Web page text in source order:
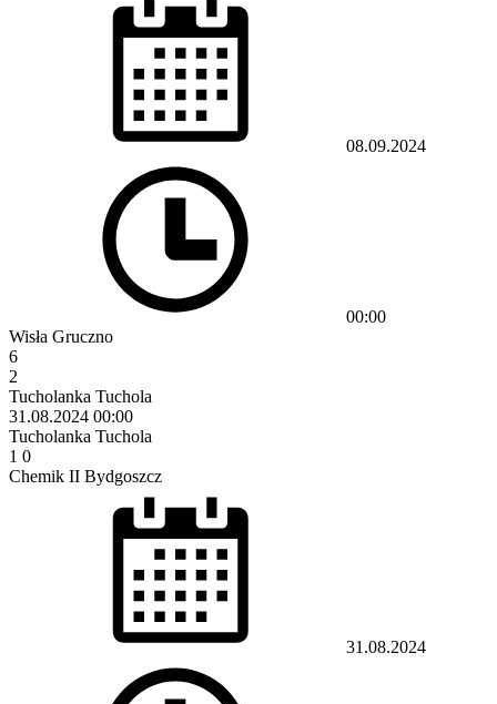
08.09.2024
00:00
Wisła Gruczno
6
2
Tucholanka Tuchola
31.08.2024 00:00
Tucholanka Tuchola
1 0
Chemik II Bydgoszcz
31.08.2024